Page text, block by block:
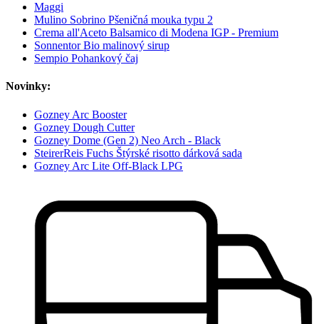
Maggi
Mulino Sobrino Pšeničná mouka typu 2
Crema all'Aceto Balsamico di Modena IGP - Premium
Sonnentor Bio malinový sirup
Sempio Pohankový čaj
Novinky:
Gozney Arc Booster
Gozney Dough Cutter
Gozney Dome (Gen 2) Neo Arch - Black
SteirerReis Fuchs Štýrské risotto dárková sada
Gozney Arc Lite Off-Black LPG